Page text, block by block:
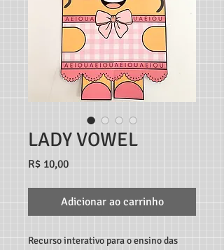
LADY VOWEL
R$ 10,00Preço
Adicionar ao carrinho
Recurso interativo para o ensino das